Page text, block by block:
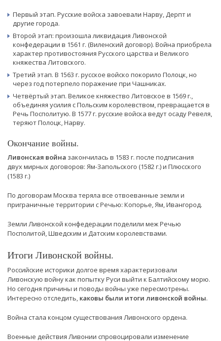
Первый этап. Русские войска завоевали Нарву, Дерпт и
другие города.
Второй этап: произошла ликвидация Ливонской
конфедерации в 1561 г. (Виленский договор). Война приобрела
характер противостояния Русского царства и Великого
княжества Литовского.
Третий этап. В 1563 г. русское войско покорило Полоцк, но
через год потерпело поражение при Чашниках.
Четвёртый этап. Великое княжество Литовское в 1569 г.,
объединяя усилия с Польским королевством, превращается в
Речь Посполитую. В 1577 г. русские войска ведут осаду Ревеля,
теряют Полоцк, Нарву.
Окончание войны.
Ливонская война закончилась в 1583 г. после подписания
двух мирных договоров: Ям-Запольского (1582 г.) и Плюсского
(1583 г.)
По договорам Москва теряла все отвоеванные земли и
приграничные территории с Речью: Копорье, Ям, Ивангород.
Земли Ливонской конфедерации поделили меж Речью
Посполитой, Шведским и Датским королевствами.
Итоги Ливонской войны.
Российские историки долгое время характеризовали
Ливонскую войну как попытку Руси выйти к Балтийскому морю.
Но сегодня причины и поводы войны уже пересмотрены.
Интересно отследить, каковы были итоги ливонской войны.
Война стала концом существования Ливонского ордена.
Военные действия Ливонии спровоцировали изменение